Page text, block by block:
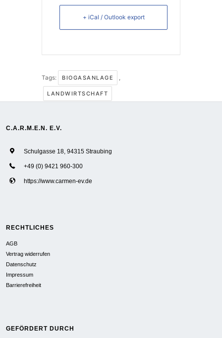
+ iCal / Outlook export
Tags: BIOGASANLAGE ,
LANDWIRTSCHAFT
C.A.R.M.E.N. E.V.
Schulgasse 18, 94315 Straubing
+49 (0) 9421 960-300
https://www.carmen-ev.de
RECHTLICHES
AGB
Vertrag widerrufen
Datenschutz
Impressum
Barrierefreiheit
GEFÖRDERT DURCH